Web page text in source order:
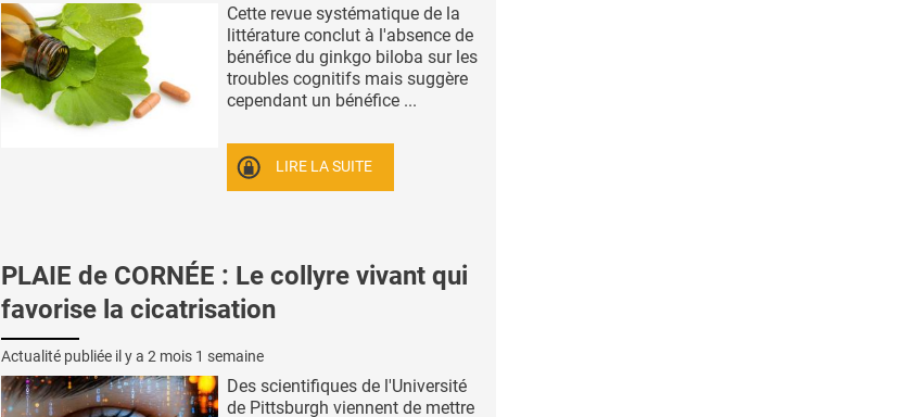
Cette revue systématique de la
littérature conclut à l'absence de
bénéfice du ginkgo biloba sur les
troubles cognitifs mais suggère
cependant un bénéfice ...
LIRE LA SUITE
PLAIE de CORNÉE : Le collyre vivant qui
favorise la cicatrisation
Actualité publiée il y a 2 mois 1 semaine
Des scientifiques de l'Université
de Pittsburgh viennent de mettre